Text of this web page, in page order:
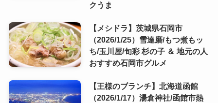
クうま
【メシドラ】茨城県石岡市
（2026/1/25）雪達磨/もつ煮もッ
ち/玉川屋/旬彩 杉の子 ＆ 地元の人
おすすめ石岡市グルメ
【王様のブランチ】北海道函館
（2026/1/17）湯倉神社/函館市熱